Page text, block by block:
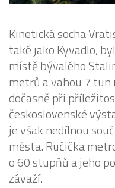
Kinetická socha
také jako Kyvadlo,
místě bývalého
metrů a vahou 7
dočasně při
československé
je však nedílnou
města. Ručička
o 60 stupňů a jeho
závaží.